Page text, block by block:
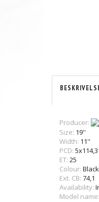
Producer:
Size: 19''
Width: 11''
PCD: 5x114,3
ET: 25
Colour: Black
Ext. CB: 74,1
Availability:
Model name: